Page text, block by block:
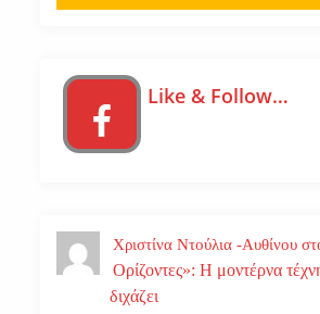
Like & Follow…
Χριστίνα Ντούλια -Αυθίνου
Ορίζοντες»: Η μοντέρνα
διχάζει